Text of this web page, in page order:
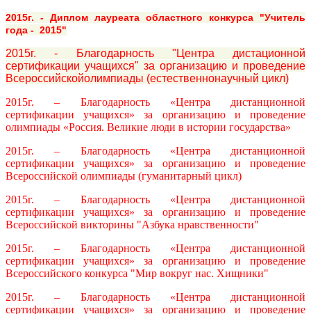
2015г. - Диплом лауреата областного конкурса "Учитель
года - 2015"
2015г. - Благодарность "Центра дистационной
сертификации учащихся" за организацию и проведение
Всероссийскойолимпиады (естественнонаучный цикл)
2015г. – Благодарность «Центра дистанционной
сертификации учащихся» за организацию и проведение
олимпиады «Россия. Великие люди в истории государства»
2015г. – Благодарность «Центра дистанционной
сертификации учащихся» за организацию и проведение
Всероссийской олимпиады (гуманитарный цикл)
2015г. – Благодарность «Центра дистанционной
сертификации учащихся» за организацию и проведение
Всероссийской викторины "Азбука нравственности"
2015г. – Благодарность «Центра дистанционной
сертификации учащихся» за организацию и проведение
Всероссийского конкурса "Мир вокруг нас. Хищники"
2015г. – Благодарность «Центра дистанционной
сертификации учащихся» за организацию и проведение